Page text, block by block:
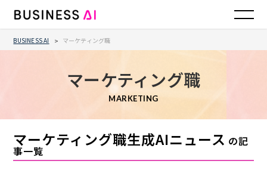
BUSINESS AI > マーケティング職
マーケティング職
MARKETING
マーケティング職生成AIニュース の記
事一覧